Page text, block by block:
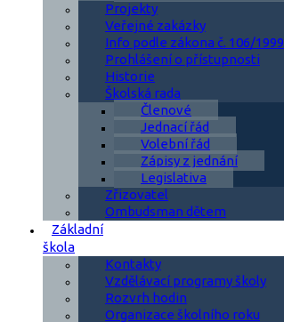
Projekty
Veřejné zakázky
Info podle zákona č. 106/1999
Prohlášení o přístupnosti
Historie
Školská rada
Členové
Jednací řád
Volební řád
Zápisy z jednání
Legislativa
Zřizovatel
Ombudsman dětem
Základní
škola
Kontakty
Vzdělávací programy školy
Rozvrh hodin
Organizace školního roku